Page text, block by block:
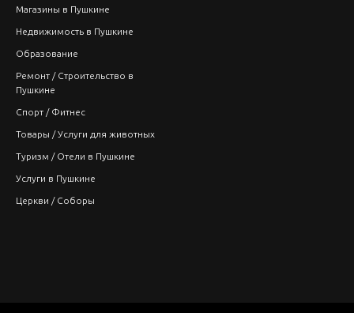
Магазины в Пушкине
Недвижимость в Пушкине
Образование
Ремонт / Строительство в
Пушкине
Спорт / Фитнес
Товары / Услуги для животных
Туризм / Отели в Пушкине
Услуги в Пушкине
Церкви / Соборы